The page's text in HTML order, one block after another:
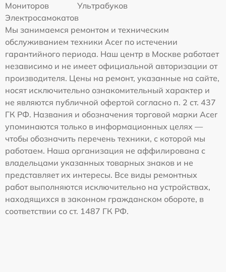
Мониторов
Ультрабуков
Электросамокатов
Мы занимаемся ремонтом и техническим
обслуживанием техники Acer по истечении
гарантийного периода. Наш центр в Москве работает
независимо и не имеет официальной авторизации от
производителя. Цены на ремонт, указанные на сайте,
носят исключительно ознакомительный характер и
не являются публичной офертой согласно п. 2 ст. 437
ГК РФ. Названия и обозначения торговой марки Acer
упоминаются только в информационных целях —
чтобы обозначить перечень техники, с которой мы
работаем. Наша организация не аффилирована с
владельцами указанных товарных знаков и не
представляет их интересы. Все виды ремонтных
работ выполняются исключительно на устройствах,
находящихся в законном гражданском обороте, в
соответствии со ст. 1487 ГК РФ.